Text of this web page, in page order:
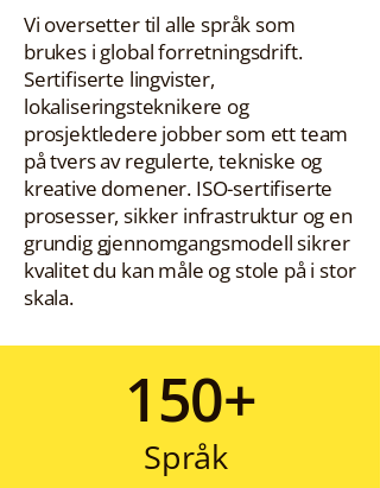
Vi oversetter til alle språk som
brukes i global forretningsdrift.
Sertifiserte lingvister,
lokaliseringsteknikere og
prosjektledere jobber som ett team
på tvers av regulerte, tekniske og
kreative domener. ISO-sertifiserte
prosesser, sikker infrastruktur og en
grundig gjennomgangsmodell sikrer
kvalitet du kan måle og stole på i stor
skala.
150+
Språk